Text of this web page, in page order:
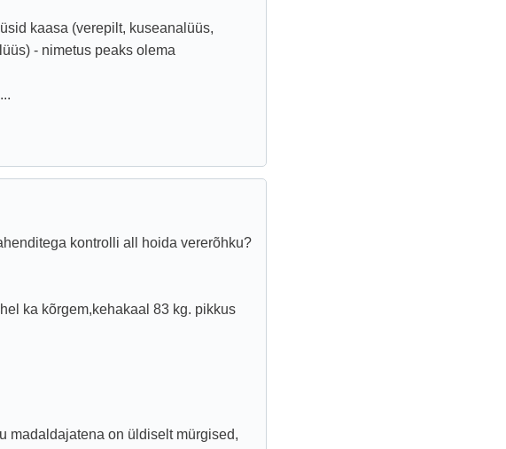
kaasa (verepilt, kuseanalüüs,
- nimetus peaks olema
kontrolli all hoida vererõhku?
ka kõrgem,kehakaal 83 kg. pikkus
madaldajatena on üldiselt mürgised,